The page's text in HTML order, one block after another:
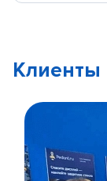
Клиенты